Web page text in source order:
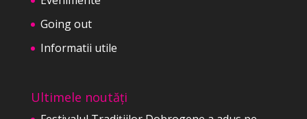
Going out
Informatii utile
Ultimele noutăți